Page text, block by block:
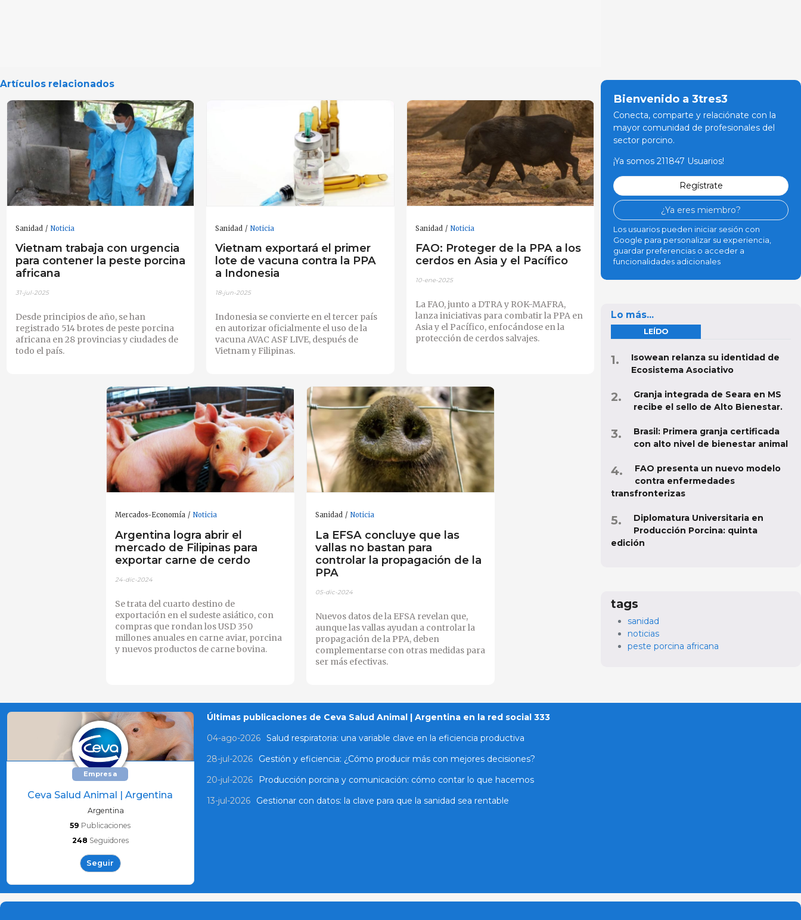
Artículos relacionados
Sanidad Noticia
Vietnam trabaja con urgencia
para contener la peste porcina
africana
31-jul-2025
Desde principios de año, se han
registrado 514 brotes de peste porcina
africana en 28 provincias y ciudades de
todo el país.
Sanidad Noticia
Vietnam exportará el primer
lote de vacuna contra la PPA
a Indonesia
18-jun-2025
Indonesia se convierte en el tercer país
en autorizar oficialmente el uso de la
vacuna AVAC ASF LIVE, después de
Vietnam y Filipinas.
Sanidad Noticia
FAO: Proteger de la PPA a los
cerdos en Asia y el Pacífico
10-ene-2025
La FAO, junto a DTRA y ROK-MAFRA,
lanza iniciativas para combatir la PPA en
Asia y el Pacífico, enfocándose en la
protección de cerdos salvajes.
Mercados-Economía Noticia
Argentina logra abrir el
mercado de Filipinas para
exportar carne de cerdo
24-dic-2024
Se trata del cuarto destino de
exportación en el sudeste asiático, con
compras que rondan los USD 350
millones anuales en carne aviar, porcina
y nuevos productos de carne bovina.
Sanidad Noticia
La EFSA concluye que las
vallas no bastan para
controlar la propagación de la
PPA
05-dic-2024
Nuevos datos de la EFSA revelan que,
aunque las vallas ayudan a controlar la
propagación de la PPA, deben
complementarse con otras medidas para
ser más efectivas.
Bienvenido a 3tres3
Conecta, comparte y relaciónate con la
mayor comunidad de profesionales del
sector porcino.
¡Ya somos 211847 Usuarios!
Regístrate
¿Ya eres miembro?
Los usuarios pueden iniciar sesión con
Google para personalizar su experiencia,
guardar preferencias o acceder a
funcionalidades adicionales
Lo más...
LEÍDO
Isowean relanza su identidad de
Ecosistema Asociativo
Granja integrada de Seara en MS
recibe el sello de Alto Bienestar.
Brasil: Primera granja certificada
con alto nivel de bienestar animal
FAO presenta un nuevo modelo
contra enfermedades
transfronterizas
Diplomatura Universitaria en
Producción Porcina: quinta
edición
tags
sanidad
noticias
peste porcina africana
Empresa
Ceva Salud Animal | Argentina
Argentina
59 Publicaciones
248 Seguidores
Seguir
Últimas publicaciones de Ceva Salud Animal | Argentina en la red social 333
04-ago-2026 Salud respiratoria: una variable clave en la eficiencia productiva
28-jul-2026
Gestión y eficiencia: ¿Cómo producir más con mejores decisiones?
20-jul-2026
Producción porcina y comunicación: cómo contar lo que hacemos
13-jul-2026
Gestionar con datos: la clave para que la sanidad sea rentable